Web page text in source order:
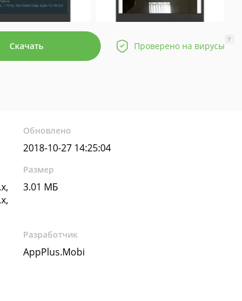
Скачать Проверено на вирусы
?
Обновлено
2018-10-27 14:25:04
Размер
3.01 МБ
Разработчик
AppPlus.Mobi